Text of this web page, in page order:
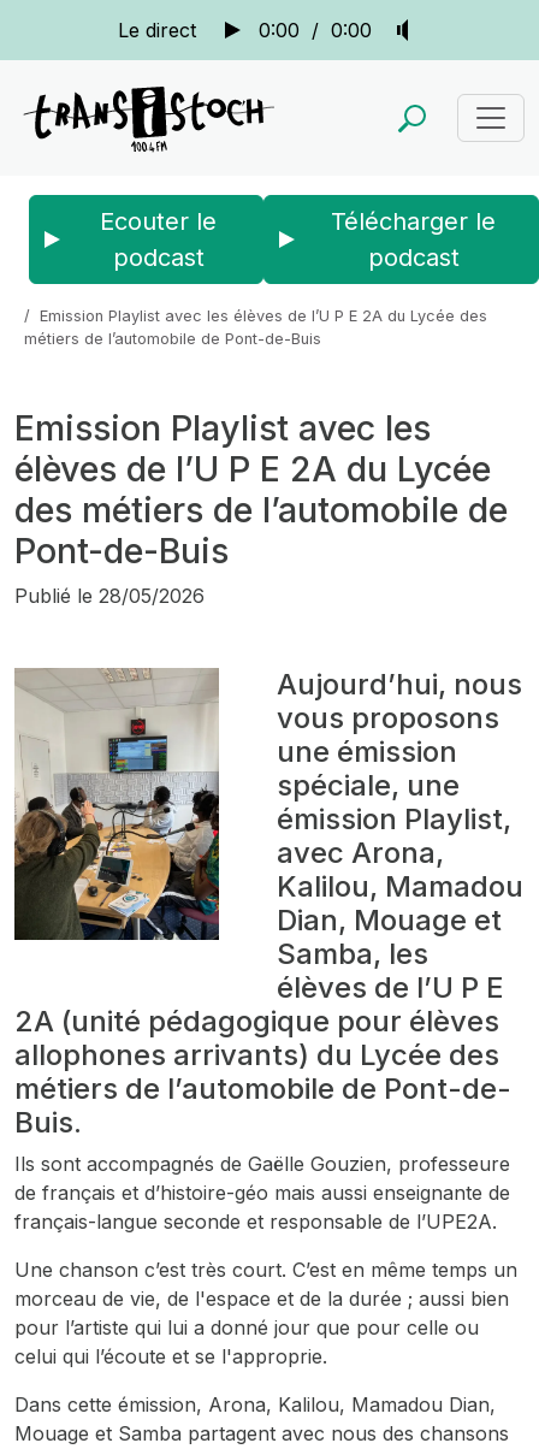
Le direct 0:00 / 0:00
Ecouter le
podcast
Télécharger le
podcast
Emission Playlist avec les élèves de l’U P E 2A du Lycée des
métiers de l’automobile de Pont-de-Buis
Emission Playlist avec les
élèves de l’U P E 2A du Lycée
des métiers de l’automobile de
Pont-de-Buis
Publié le 28/05/2026
Aujourd’hui, nous
vous proposons
une émission
spéciale, une
émission Playlist,
avec Arona,
Kalilou, Mamadou
Dian, Mouage et
Samba, les
élèves de l’U P E
2A (unité pédagogique pour élèves
allophones arrivants) du Lycée des
métiers de l’automobile de Pont-de-
Buis.
Ils sont accompagnés de Gaëlle Gouzien, professeure
de français et d’histoire-géo mais aussi enseignante de
français-langue seconde et responsable de l’UPE2A.
Une chanson c’est très court. C’est en même temps un
morceau de vie, de l'espace et de la durée ; aussi bien
pour l’artiste qui lui a donné jour que pour celle ou
celui qui l’écoute et se l'approprie.
Dans cette émission, Arona, Kalilou, Mamadou Dian,
Mouage et Samba partagent avec nous des chansons